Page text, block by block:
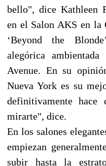
bello", dice Kathleen
en el Salon AKS en la
‘Beyond the
alegórica
Avenue. En su
Nueva York es su
definitivamente
mirarte", dice.
En los salones
empiezan
subir hasta la